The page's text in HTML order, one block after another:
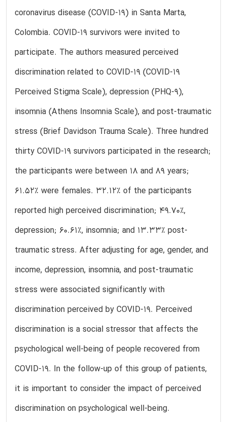
coronavirus disease (COVID-19) in Santa Marta,
Colombia. COVID-19 survivors were invited to
participate. The authors measured perceived
discrimination related to COVID-19 (COVID-19
Perceived Stigma Scale), depression (PHQ-9),
insomnia (Athens Insomnia Scale), and post-traumatic
stress (Brief Davidson Trauma Scale). Three hundred
thirty COVID-19 survivors participated in the research;
the participants were between 18 and 89 years;
61.52% were females. 32.12% of the participants
reported high perceived discrimination; 49.70%,
depression; 60.61%, insomnia; and 13.33% post-
traumatic stress. After adjusting for age, gender, and
income, depression, insomnia, and post-traumatic
stress were associated significantly with
discrimination perceived by COVID-19. Perceived
discrimination is a social stressor that affects the
psychological well-being of people recovered from
COVID-19. In the follow-up of this group of patients,
it is important to consider the impact of perceived
discrimination on psychological well-being.